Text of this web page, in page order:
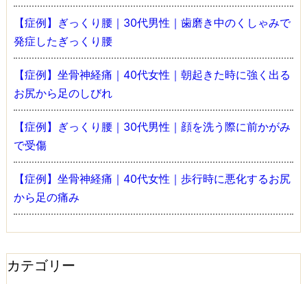
【症例】ぎっくり腰｜30代男性｜歯磨き中のくしゃみで
発症したぎっくり腰
【症例】坐骨神経痛｜40代女性｜朝起きた時に強く出る
お尻から足のしびれ
【症例】ぎっくり腰｜30代男性｜顔を洗う際に前かがみ
で受傷
【症例】坐骨神経痛｜40代女性｜歩行時に悪化するお尻
から足の痛み
カテゴリー